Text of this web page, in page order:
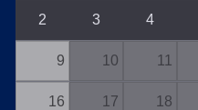
2 3 4
9 10 11
16 17 18